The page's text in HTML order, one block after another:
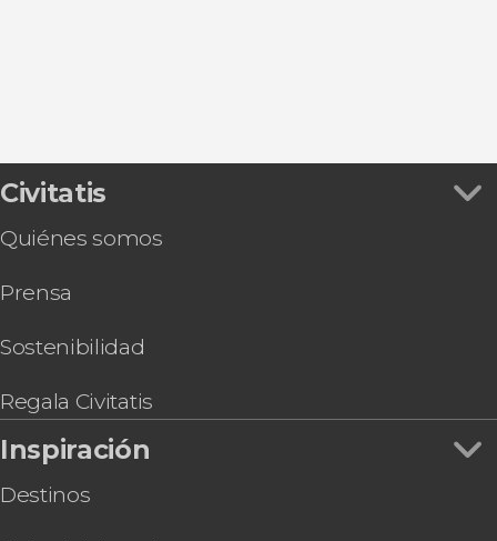
Civitatis
Quiénes somos
Prensa
Sostenibilidad
Regala Civitatis
Inspiración
Destinos